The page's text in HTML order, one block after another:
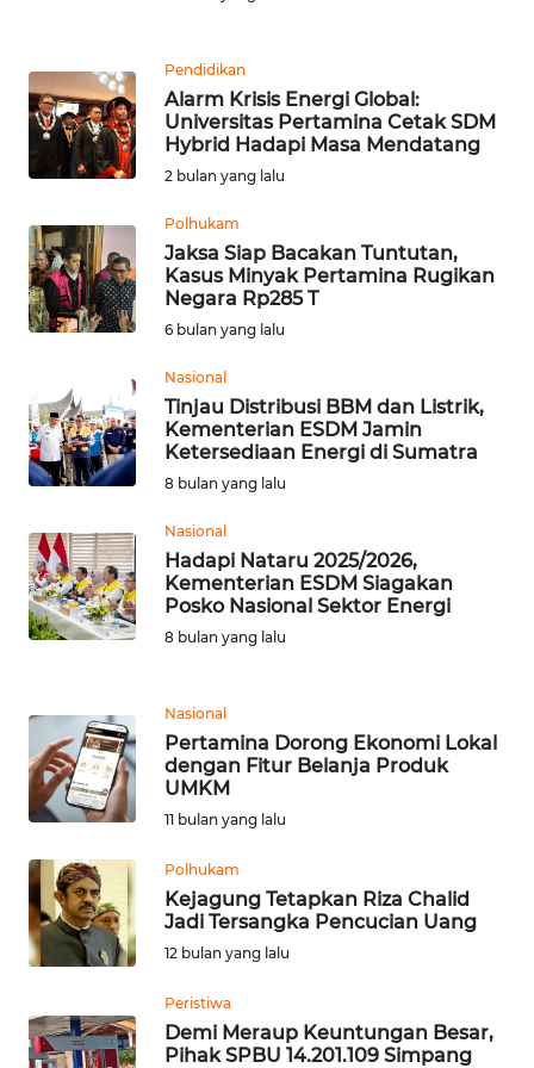
Pendidikan
Alarm Krisis Energi Global:
Universitas Pertamina Cetak SDM
Hybrid Hadapi Masa Mendatang
2 bulan yang lalu
Polhukam
Jaksa Siap Bacakan Tuntutan,
Kasus Minyak Pertamina Rugikan
Negara Rp285 T
6 bulan yang lalu
Nasional
Tinjau Distribusi BBM dan Listrik,
Kementerian ESDM Jamin
Ketersediaan Energi di Sumatra
8 bulan yang lalu
Nasional
Hadapi Nataru 2025/2026,
Kementerian ESDM Siagakan
Posko Nasional Sektor Energi
8 bulan yang lalu
Nasional
Pertamina Dorong Ekonomi Lokal
dengan Fitur Belanja Produk
UMKM
11 bulan yang lalu
Polhukam
Kejagung Tetapkan Riza Chalid
Jadi Tersangka Pencucian Uang
12 bulan yang lalu
Peristiwa
Demi Meraup Keuntungan Besar,
Pihak SPBU 14.201.109 Simpang
KARIR
DISCLAIMER
News
Regional
WN
WN
JAKARTA
WN
WN
BANTEN
WN
KEPRI
PAPUA
WN
PAPUA
WN